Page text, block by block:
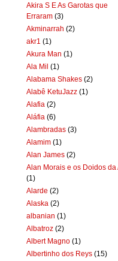
Akira S E As Garotas que
Erraram (3)
Akminarrah (2)
akr1 (1)
Akura Man (1)
Ala Mil (1)
Alabama Shakes (2)
Alabê KetuJazz (1)
Alafia (2)
Aláfia (6)
Alambradas (3)
Alamim (1)
Alan James (2)
Alan Morais e os Doidos da
(1)
Alarde (2)
Alaska (2)
albanian (1)
Albatroz (2)
Albert Magno (1)
Albertinho dos Reys (15)